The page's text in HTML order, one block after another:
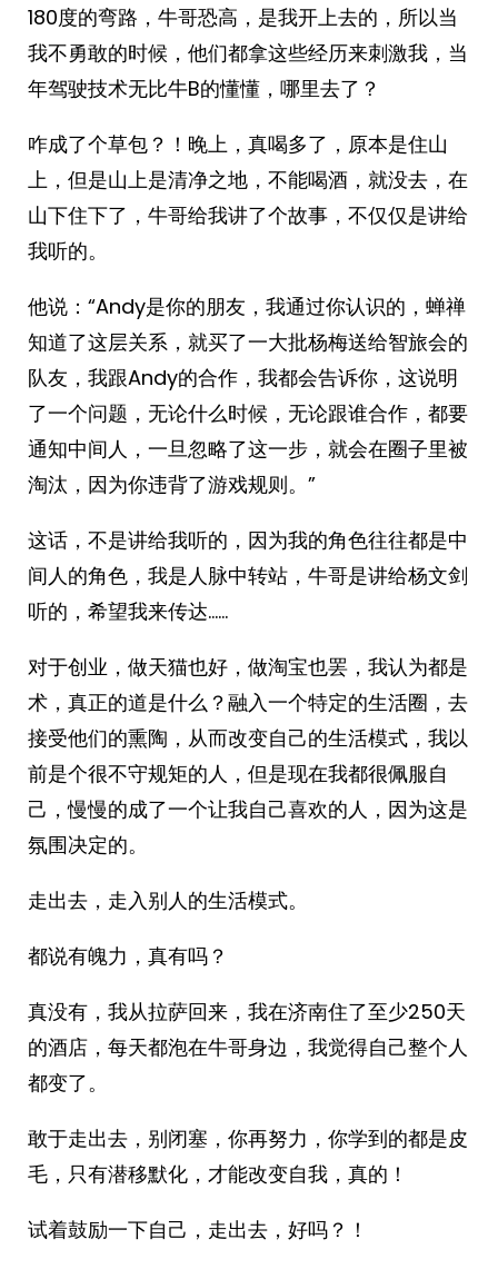
180度的弯路，牛哥恐高，是我开上去的，所以当
我不勇敢的时候，他们都拿这些经历来刺激我，当
年驾驶技术无比牛B的懂懂，哪里去了？
咋成了个草包？！晚上，真喝多了，原本是住山
上，但是山上是清净之地，不能喝酒，就没去，在
山下住下了，牛哥给我讲了个故事，不仅仅是讲给
我听的。
他说：“Andy是你的朋友，我通过你认识的，蝉禅
知道了这层关系，就买了一大批杨梅送给智旅会的
队友，我跟Andy的合作，我都会告诉你，这说明
了一个问题，无论什么时候，无论跟谁合作，都要
通知中间人，一旦忽略了这一步，就会在圈子里被
淘汰，因为你违背了游戏规则。”
这话，不是讲给我听的，因为我的角色往往都是中
间人的角色，我是人脉中转站，牛哥是讲给杨文剑
听的，希望我来传达……
对于创业，做天猫也好，做淘宝也罢，我认为都是
术，真正的道是什么？融入一个特定的生活圈，去
接受他们的熏陶，从而改变自己的生活模式，我以
前是个很不守规矩的人，但是现在我都很佩服自
己，慢慢的成了一个让我自己喜欢的人，因为这是
氛围决定的。
走出去，走入别人的生活模式。
都说有魄力，真有吗？
真没有，我从拉萨回来，我在济南住了至少250天
的酒店，每天都泡在牛哥身边，我觉得自己整个人
都变了。
敢于走出去，别闭塞，你再努力，你学到的都是皮
毛，只有潜移默化，才能改变自我，真的！
试着鼓励一下自己，走出去，好吗？！